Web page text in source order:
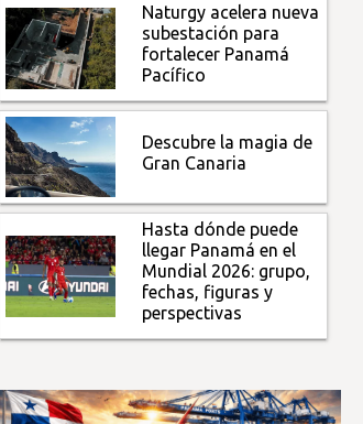
Naturgy acelera nueva
subestación para
fortalecer Panamá
Pacífico
Descubre la magia de
Gran Canaria
Hasta dónde puede
llegar Panamá en el
Mundial 2026: grupo,
fechas, figuras y
perspectivas